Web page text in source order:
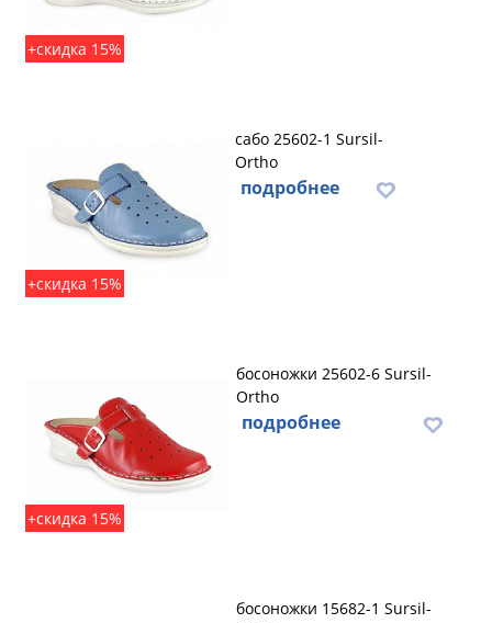
+скидка 15%
+скидка 15%
сабо 25602-1 Sursil-
Ortho
подробнее
+скидка 15%
босоножки 25602-6 Sursil-
Ortho
подробнее
босоножки 15682-1 Sursil-